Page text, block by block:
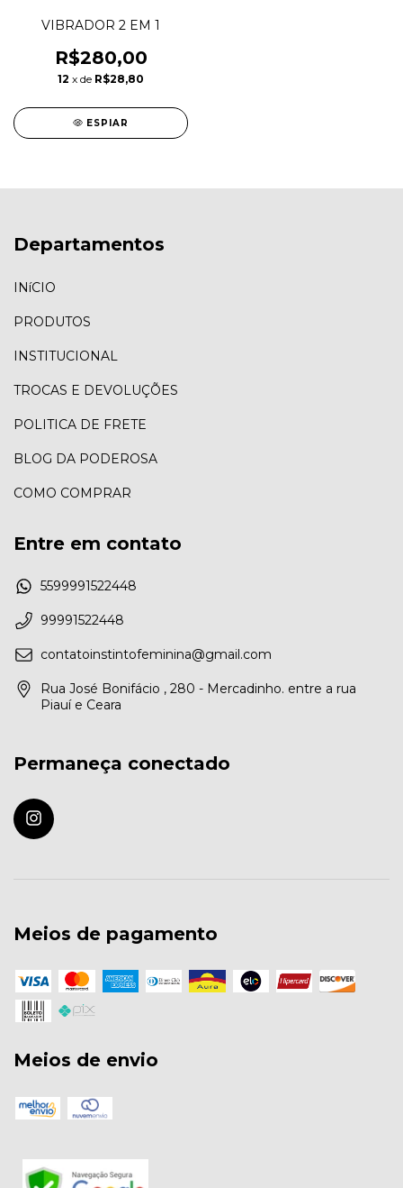
VIBRADOR 2 EM 1
R$280,00
12 x de R$28,80
ESPIAR
Departamentos
INíCIO
PRODUTOS
INSTITUCIONAL
TROCAS E DEVOLUÇÕES
POLITICA DE FRETE
BLOG DA PODEROSA
COMO COMPRAR
Entre em contato
5599991522448
99991522448
contatoinstintofeminina@gmail.com
Rua José Bonifácio , 280 - Mercadinho. entre a rua
Piauí e Ceara
Permaneça conectado
Meios de pagamento
Meios de envio